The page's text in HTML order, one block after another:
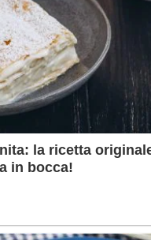
la ricetta
in bocca!